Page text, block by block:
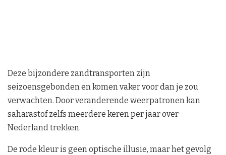
Deze bijzondere zandtransporten zijn
seizoensgebonden en komen vaker voor dan je zou
verwachten. Door veranderende weerpatronen kan
saharastof zelfs meerdere keren per jaar over
Nederland trekken.
De rode kleur is geen optische illusie, maar het gevolg